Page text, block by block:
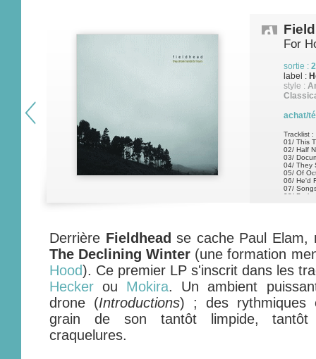
For
sortie :
label :
style :
achat/
Tracklist :
01/ This
02/ Half
03/
04/ They
05/ Of
06/ He'd
07/
08/
Derrière Fieldhead se cache Paul Elam,
The Declining Winter (une formation
Hood). Ce premier LP s'inscrit dans les
Hecker ou Mokira. Un ambient
drone (Introductions) ; des rythmiques
grain de son tantôt limpide, tantôt
craquelures.